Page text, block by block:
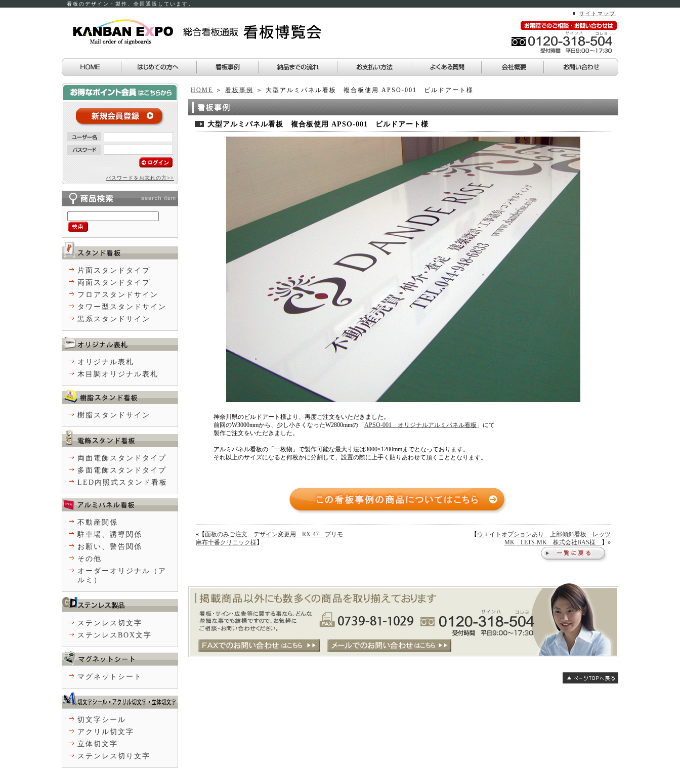
看板のデザイン・製作、全国通販しています。
サイトマップ
HOME ＞ 看板事例 ＞ 大型アルミパネル看板 複合板使用 APSO-001 ビルドアート様
大型アルミパネル看板 複合板使用 APSO-001 ビルドアート様
神奈川県のビルドアート様より、再度ご注文をいただきました。
前回のW3000mmから、少し小さくなったW2800mmの「 APSO-001 オリジナルアルミパネル看板 」にて
製作ご注文をいただきました。
アルミパネル看板の「一枚物」で製作可能な最大寸法は3000×1200mmまでとなっております。
それ以上のサイズになると何枚かに分割して、設置の際に上手く貼りあわせて頂くこととなります。
«【面板のみご注文 デザイン変更用 RX-47 プリモ
麻布十番クリニック様 】
【 ウエイトオプションあり 上部傾斜看板 レッツ
MK LETS-MK 株式会社BAS様
】»
パスワードをお忘れの方>>
片面スタンドタイプ
両面スタンドタイプ
フロアスタンドサイン
タワー型スタンドサイン
黒系スタンドサイン
オリジナル表札
木目調オリジナル表札
樹脂スタンドサイン
両面電飾スタンドタイプ
多面電飾スタンドタイプ
LED内照式スタンド看板
不動産関係
駐車場、誘導関係
お願い、警告関係
その他
オーダーオリジナル（ア
ルミ）
ステンレス切文字
ステンレスBOX文字
マグネットシート
切文字シール
アクリル切文字
立体切文字
ステンレス切り文字